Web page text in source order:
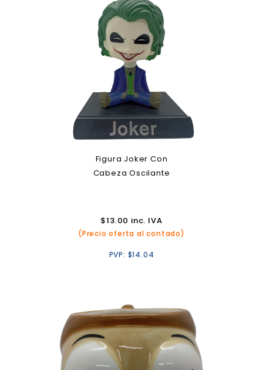
Figura Joker Con
Cabeza Oscilante
$13.00 inc. IVA
(Precio oferta al contado)
PVP: $14.04